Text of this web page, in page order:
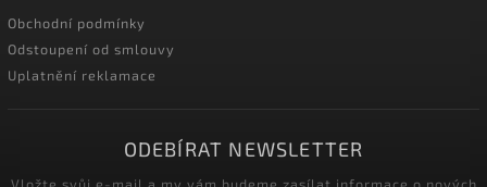
Obchodní podmínky
Odstoupení od smlouvy
Uplatnění reklamace
ODEBÍRAT NEWSLETTER